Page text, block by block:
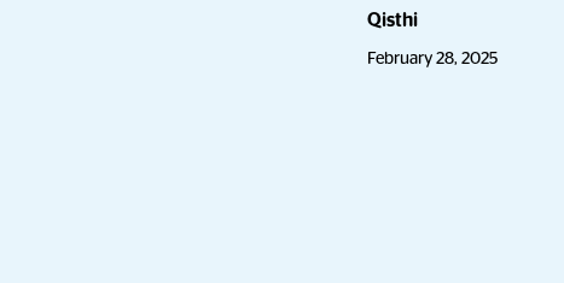
Qisthi
February 28, 2025